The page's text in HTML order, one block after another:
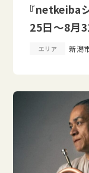
『netkeiba
25日～8月
エリア 新潟